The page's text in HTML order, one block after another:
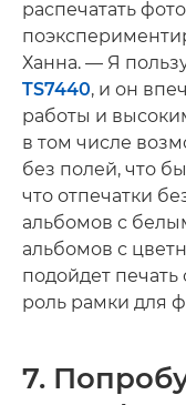
распечатать
Ханна. — Я
TS7440, и он
работы и
в том числе
без полей, что
что отпечатки
альбомов с
альбомов с
подойдет
роль рамки для
7.